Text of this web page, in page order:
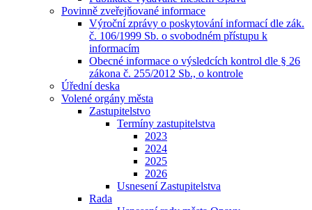
Povinně zveřejňované informace
Výroční zprávy o poskytování informací dle zák.
č. 106/1999 Sb. o svobodném přístupu k
informacím
Obecné informace o výsledcích kontrol dle § 26
zákona č. 255/2012 Sb., o kontrole
Úřední deska
Volené orgány města
Zastupitelstvo
Termíny zastupitelstva
2023
2024
2025
2026
Usnesení Zastupitelstva
Rada